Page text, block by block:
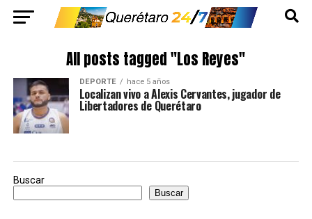
All posts tagged "Los Reyes"
DEPORTE hace 5 años
Localizan vivo a Alexis Cervantes, jugador de
Libertadores de Querétaro
Buscar
Buscar